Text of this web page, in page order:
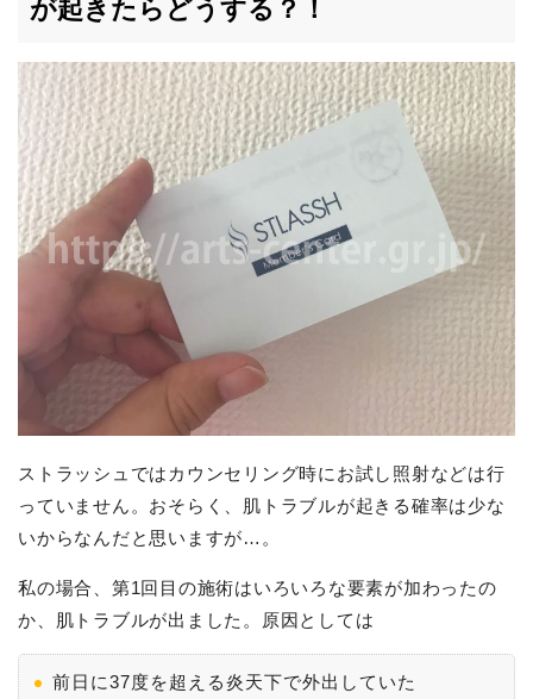
が起きたらどうする？！
ストラッシュではカウンセリング時にお試し照射などは行
っていません。おそらく、肌トラブルが起きる確率は少な
いからなんだと思いますが…。
私の場合、第1回目の施術はいろいろな要素が加わったの
か、肌トラブルが出ました。原因としては
前日に37度を超える炎天下で外出していた